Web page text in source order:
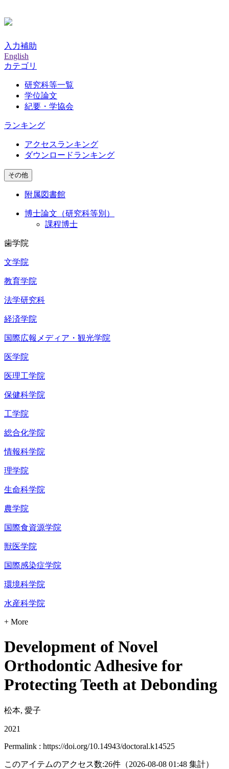
入力補助
English
カテゴリ
研究科等一覧
学位論文
紀要・学協会
ランキング
アクセスランキング
ダウンロードランキング
その他
附属図書館
博士論文（研究科等別）
課程博士
歯学院
文学院
教育学院
法学研究科
経済学院
国際広報メディア・観光学院
医学院
医理工学院
保健科学院
工学院
総合化学院
情報科学院
理学院
生命科学院
農学院
国際食資源学院
獣医学院
国際感染症学院
環境科学院
水産科学院
+ More
Development of Novel
Orthodontic Adhesive for
Protecting Teeth at Debonding
松本, 愛子
2021
Permalink : https://doi.org/10.14943/doctoral.k14525
このアイテムのアクセス数:26件 （2026-08-08 01:48 集計）